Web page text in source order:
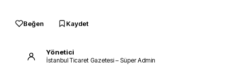
Beğen Kaydet
Yönetici
İstanbul Ticaret Gazetesi – Süper Admin